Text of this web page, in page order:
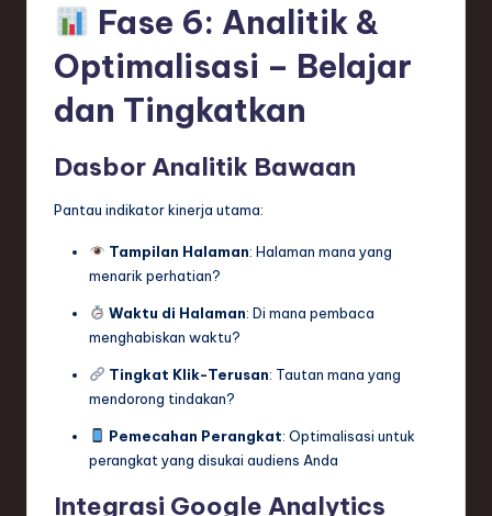
Fase 6: Analitik &
Optimalisasi – Belajar
dan Tingkatkan
Dasbor Analitik Bawaan
Pantau indikator kinerja utama:
Tampilan Halaman: Halaman mana yang
menarik perhatian?
Waktu di Halaman: Di mana pembaca
menghabiskan waktu?
Tingkat Klik-Terusan: Tautan mana yang
mendorong tindakan?
Pemecahan Perangkat: Optimalisasi untuk
perangkat yang disukai audiens Anda
Integrasi Google Analytics